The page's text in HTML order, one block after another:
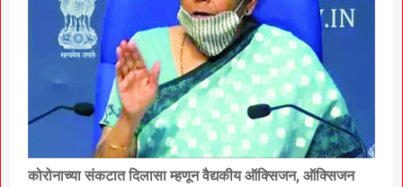
कोरोनाच्या संकटात दिलासा म्हणून वैद्यकीय ऑक्सिजन, ऑक्सिजन